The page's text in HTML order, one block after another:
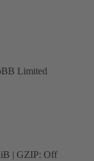
Limited
| GZIP: Off